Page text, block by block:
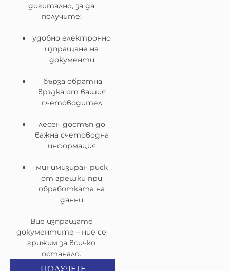
дигитално, за да
получите:
удобно електронно
изпращане на
документи
бърза обратна
връзка от вашия
счетоводител
лесен достъп до
важна счетоводна
информация
минимизиран риск
от грешки при
обработката на
данни
Вие изпращате
документите – ние се
грижим за всичко
останало.
ПОЛУЧЕТЕ